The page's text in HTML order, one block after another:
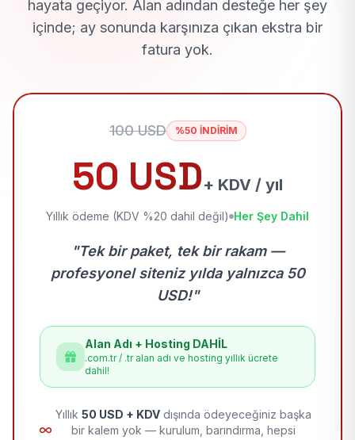
hayata geçiyor. Alan adından desteğe her şey
içinde; ay sonunda karşınıza çıkan ekstra bir
fatura yok.
100 USD %50 İNDİRİM
50 USD+ KDV / yıl
Yıllık ödeme (KDV %20 dahil değil) Her Şey Dahil
"Tek bir paket, tek bir rakam —
profesyonel siteniz yılda yalnızca 50
USD!"
Alan Adı + Hosting DAHİL
.com.tr / .tr alan adı ve hosting yıllık ücrete
dahil!
Yıllık 50 USD + KDV dışında ödeyeceğiniz başka
bir kalem yok — kurulum, barındırma, hepsi